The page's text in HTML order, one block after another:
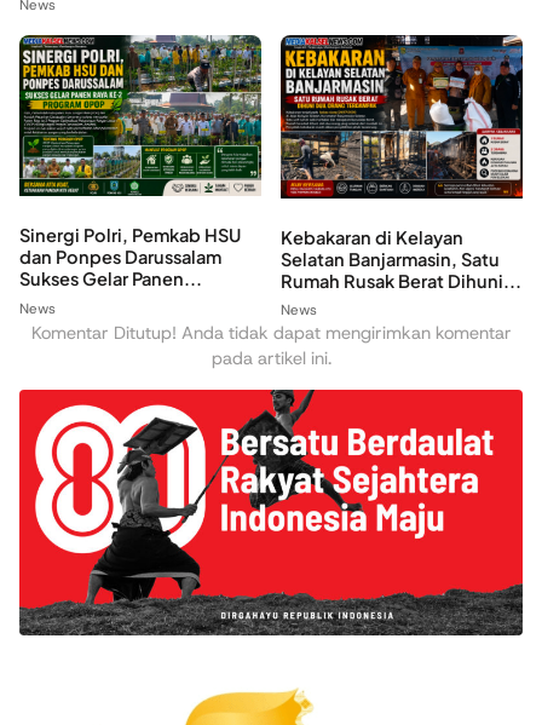
News
Sinergi Polri, Pemkab HSU
dan Ponpes Darussalam
Sukses Gelar Panen...
News
Kebakaran di Kelayan
Selatan Banjarmasin, Satu
Rumah Rusak Berat Dihuni...
News
Komentar Ditutup! Anda tidak dapat mengirimkan komentar
pada artikel ini.